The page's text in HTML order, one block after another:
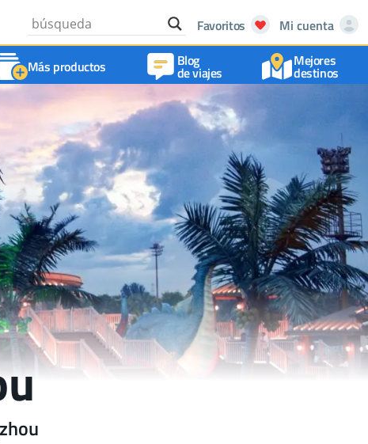
Favoritos
Mi cuenta
Más productos Blog
de viajes
Mejores
destinos